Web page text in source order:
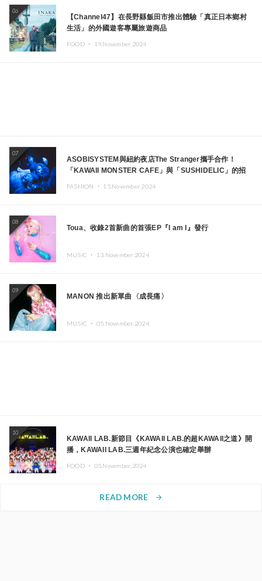
06
【Channel47】在長野縣飯田市推出體驗「真正日本鄉村
生活」的外國遊客專屬旅遊商品
FOOD ・ 19.November.2024
07
ASOBISYSTEM與紐約夜店The Stranger攜手合作！
「KAWAII MONSTER CAFE」與「SUSHIDELIC」的招
FASHION ・ 15.November.2024
08
Toua、收錄2首新曲的首張EP『I am I』發行
MUSIC ・ 13.November.2024
09
MANON 推出新單曲〈成長痛〉
MUSIC ・ 05.November.2024
10
KAWAII LAB.新節目《KAWAII LAB.的超KAWAII之道》開
播，KAWAII LAB.三週年紀念公演也確定舉辦
FOOD ・ 05.November.2024
READ MORE arrow_forward